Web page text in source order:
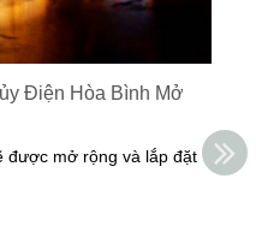
Điện Hòa Bình Mở
được mở rộng và lắp đặt